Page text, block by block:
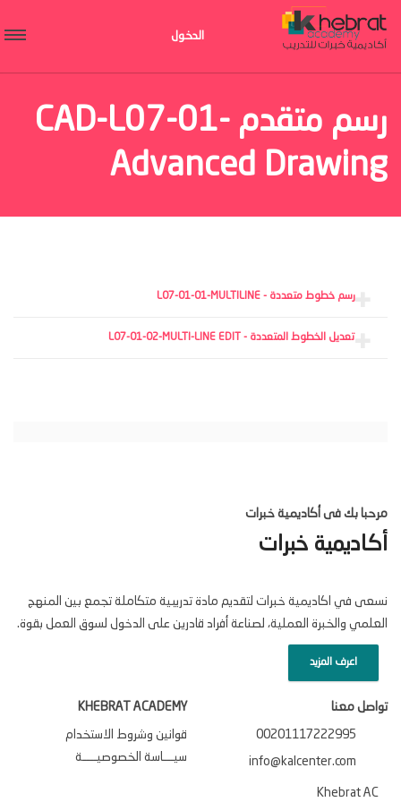
الدخول
رسم متقدم CAD-L07-01-
Advanced Drawing
رسم خطوط متعددة - L07-01-01-MULTILINE
تعديل الخطوط المتعددة - L07-01-02-MULTI-LINE EDIT
مرحبا بك فى أكاديمية خبرات
أكاديمية خبرات
نسعى في اكاديمية خبرات لتقديم مادة تدريبية متكاملة تجمع بين المنهج
العلمي والخبرة العملية، لصناعة أفراد قادرين على الدخول لسوق العمل بقوة.
اعرف المزيد
تواصل معنا
00201117222995
info@kalcenter.com
Khebrat AC
KHEBRAT ACADEMY
قوانين وشروط الاستخدام
سيـــاسة الخصوصيــــة